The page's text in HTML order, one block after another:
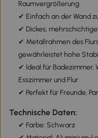
Raumvergrößerung
✔ Einfach an der Wand
✔ Dickes,
✔ Metallrahmen des
gewährleistet hohe
✔ Ideal für Badezimmer,
Esszimmer und Flur
✔ Perfekt für Freunde,
Technische Daten:
✔ Farbe: Schwarz